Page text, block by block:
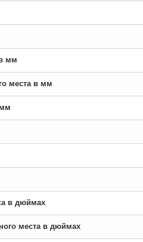
мм
места в мм
в дюймах
места в дюймах